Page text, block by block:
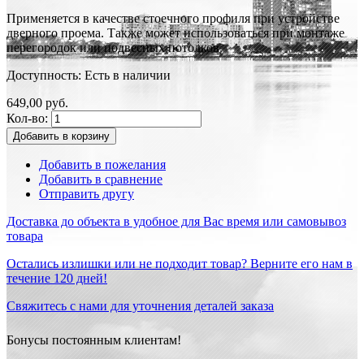
Применяется в качестве стоечного профиля при устройстве
дверного проема. Также может использоваться при монтаже
перегородок или подвесных потолков.
Доступность: Есть в наличии
649,00 руб.
Кол-во:
Добавить в корзину
Добавить в пожелания
Добавить в сравнение
Отправить другу
Доставка до объекта в удобное для Вас время или самовывоз
товара
Остались излишки или не подходит товар? Верните его нам в
течение 120 дней!
Свяжитесь с нами для уточнения деталей заказа
Бонусы постоянным клиентам!